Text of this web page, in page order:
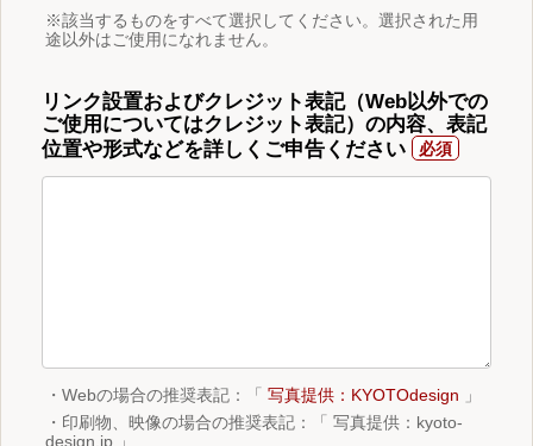
※該当するものをすべて選択してください。選択された用
途以外はご使用になれません。
リンク設置およびクレジット表記（Web以外での
ご使用についてはクレジット表記）の内容、表記
位置や形式などを詳しくご申告ください
・Webの場合の推奨表記：「 写真提供：KYOTOdesign 」
・印刷物、映像の場合の推奨表記：「 写真提供：kyoto-
design.jp 」